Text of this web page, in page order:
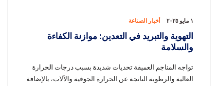
١ مايو ٢٠٢٥ أخبار الصناعة
التهوية والتبريد في التعدين: موازنة الكفاءة
والسلامة
تواجه المناجم العميقة تحديات شديدة بسبب درجات الحرارة
العالية والرطوبة الناتجة عن الحرارة الجوفية والآلات، بالإضافة